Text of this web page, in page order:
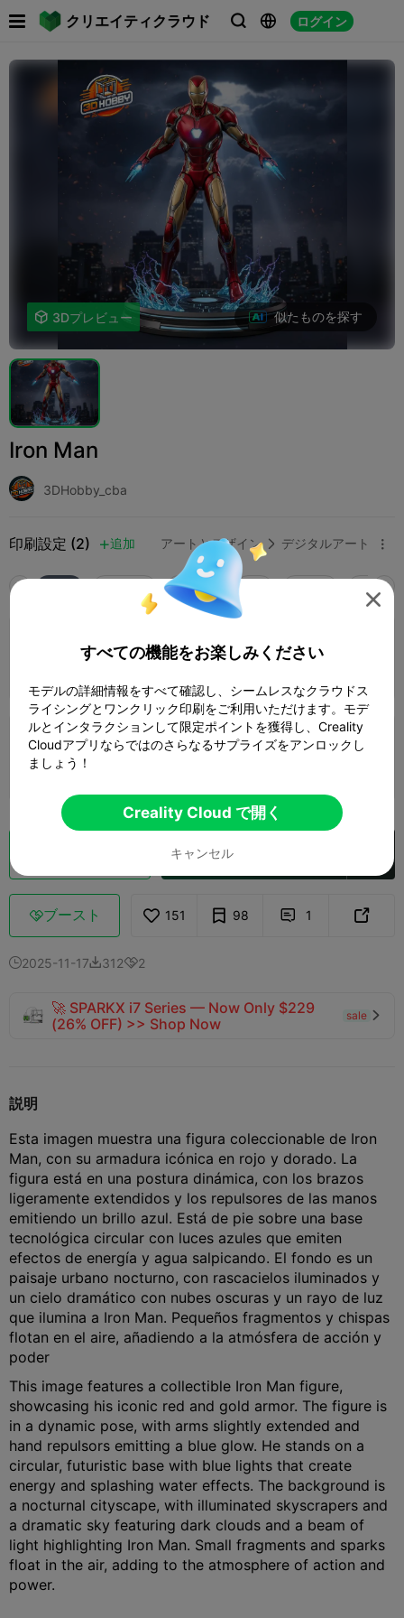
クリエイティクラウド   ログイン
 
 3Dプレビュー 似たものを探す
Iron Man
3DHobby_cba
印刷設定 (2) 追加 アートとデザイン  デジタルアート 
K2 Pro
0.2mm layer, 2 walls, 15% infill
0.2mm layer, 2 walls, 15% infill
Creality Cloud で開く
ブースト 151 98  1 
2025-11-173122
🚀 SPARKX i7 Series — Now Only $229
(26% OFF) >> Shop Now
sale 
説明
Esta imagen muestra una figura coleccionable de Iron
Man, con su armadura icónica en rojo y dorado. La
figura está en una postura dinámica, con los brazos
ligeramente extendidos y los repulsores de las manos
emitiendo un brillo azul. Está de pie sobre una base
tecnológica circular con luces azules que emiten
efectos de energía y agua salpicando. El fondo es un
paisaje urbano nocturno, con rascacielos iluminados y
un cielo dramático con nubes oscuras y un rayo de luz
que ilumina a Iron Man. Pequeños fragmentos y chispas
flotan en el aire, añadiendo a la atmósfera de acción y
poder
This image features a collectible Iron Man figure,
showcasing his iconic red and gold armor. The figure is
in a dynamic pose, with arms slightly extended and
hand repulsors emitting a blue glow. He stands on a
circular, futuristic base with blue lights that create
energy and splashing water effects. The background is
a nocturnal cityscape, with illuminated skyscrapers and
a dramatic sky featuring dark clouds and a beam of
light highlighting Iron Man. Small fragments and sparks
float in the air, adding to the atmosphere of action and
power.

すべての機能をお楽しみください
モデルの詳細情報をすべて確認し、シームレスなクラウドス
ライシングとワンクリック印刷をご利用いただけます。モデ
ルとインタラクションして限定ポイントを獲得し、Creality
Cloudアプリならではのさらなるサプライズをアンロックし
ましょう！
Creality Cloud で開く
キャンセル